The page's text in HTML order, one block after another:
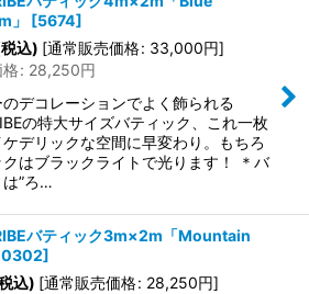
」
[5674]
込) [通常販売価格: 33,000円]
: 28,250円
デコレーションでよく飾られる
の特大サイズバティック、これ一枚
デリックな空間に早変わり。もちろ
はブラックライトで光ります！ ＊バ
は”ろ…
バティック3m×2m「Mountain
]
込) [通常販売価格: 28,250円]